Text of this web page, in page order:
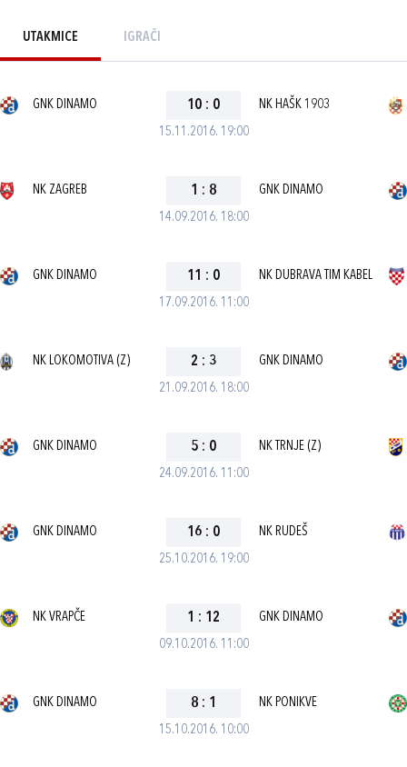
UTAKMICE IGRAČI
15.11.2016. 19:00
GNK DINAMO 10 : 0 NK HAŠK 1903
14.09.2016. 18:00
NK ZAGREB 1 : 8 GNK DINAMO
17.09.2016. 11:00
GNK DINAMO 11 : 0 NK DUBRAVA TIM KABEL
21.09.2016. 18:00
NK LOKOMOTIVA (Z) 2 : 3 GNK DINAMO
24.09.2016. 11:00
GNK DINAMO 5 : 0 NK TRNJE (Z)
25.10.2016. 19:00
GNK DINAMO 16 : 0 NK RUDEŠ
09.10.2016. 11:00
NK VRAPČE 1 : 12 GNK DINAMO
15.10.2016. 10:00
GNK DINAMO 8 : 1 NK PONIKVE